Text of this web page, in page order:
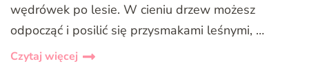
wędrówek po lesie. W cieniu drzew możesz
odpocząć i posilić się przysmakami leśnymi, …
Czytaj więcej